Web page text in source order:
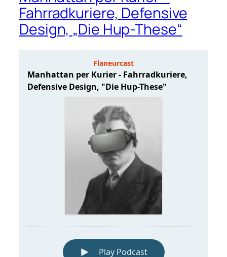
Fahrradkuriere, Defensive
Design, „Die Hup-These“